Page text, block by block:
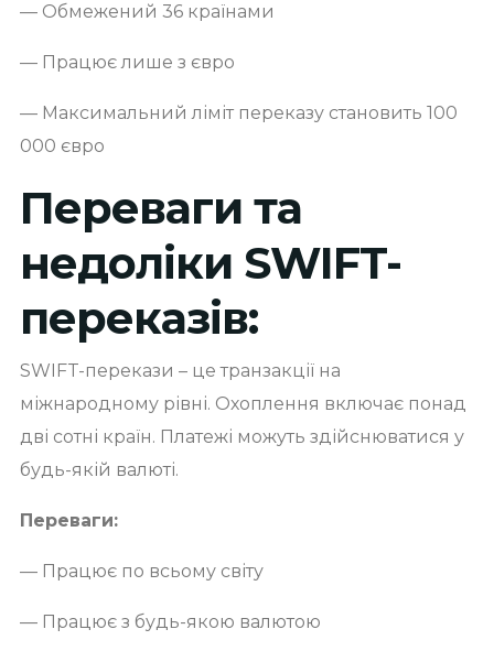
— Обмежений 36 країнами
— Працює лише з євро
— Максимальний ліміт переказу становить 100
000 євро
Переваги та
недоліки SWIFT-
переказів:
SWIFT-перекази – це транзакції на
міжнародному рівні. Охоплення включає понад
дві сотні країн. Платежі можуть здійснюватися у
будь-якій валюті.
Переваги:
— Працює по всьому світу
— Працює з будь-якою валютою